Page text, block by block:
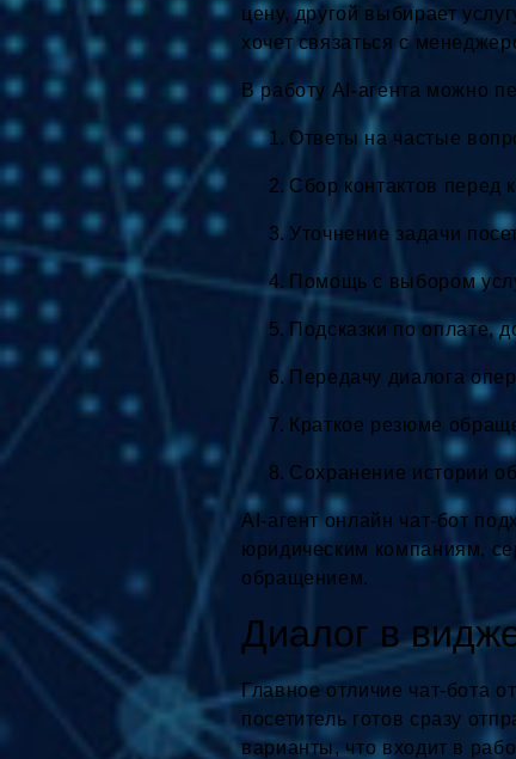
цену, другой выбирает
хочет связаться с
В работу AI-агента можно
Ответы на частые
Сбор контактов перед
Уточнение задачи
Помощь с выбором
Подсказки по оплате,
Передачу диалога
Краткое резюме
Сохранение истории
AI-агент онлайн чат-бот
юридическим компаниям,
обращением.
Диалог в
Главное отличие чат-бота
посетитель готов сразу
варианты, что входит в